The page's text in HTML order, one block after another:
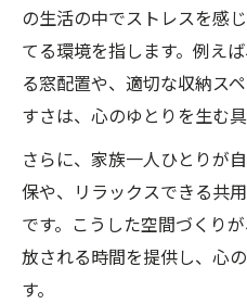
注文住宅で無理
平和的な暮らし
資金面の不安を
安心して長く住
注文住宅の資金
注文住宅の失敗を防
注文住宅で後悔
平和的な生活を
の生活の中でストレスを感
てる環境を指します。例え
る窓配置や、適切な収納ス
すさは、心のゆとりを生む
さらに、家族一人ひとりが
保や、リラックスできる共
です。こうした空間づくり
放される時間を提供し、心
す。